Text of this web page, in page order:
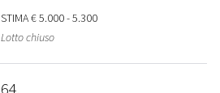
STIMA€ 5.000 - 5.300
Lotto chiuso
64